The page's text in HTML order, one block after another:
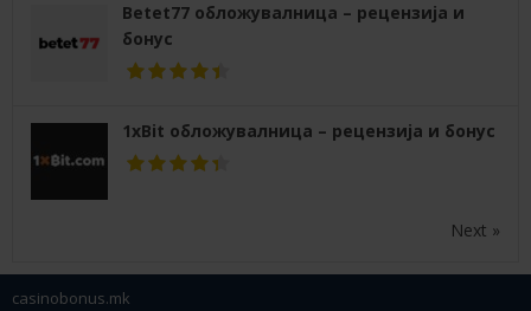
Betet77 обложувалница – рецензија и
бонус
1xBit обложувалница – рецензија и бонус
Next »
casinobonus.mk